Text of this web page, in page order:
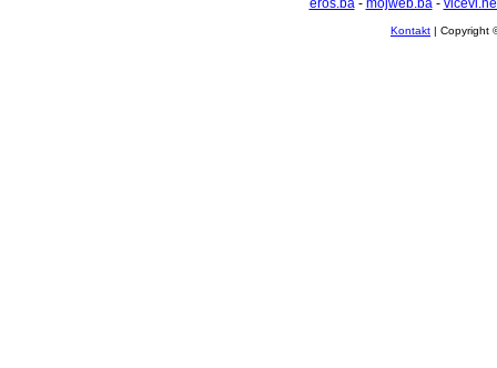
eros.ba- mojweb.ba-
Kontakt | Copyright